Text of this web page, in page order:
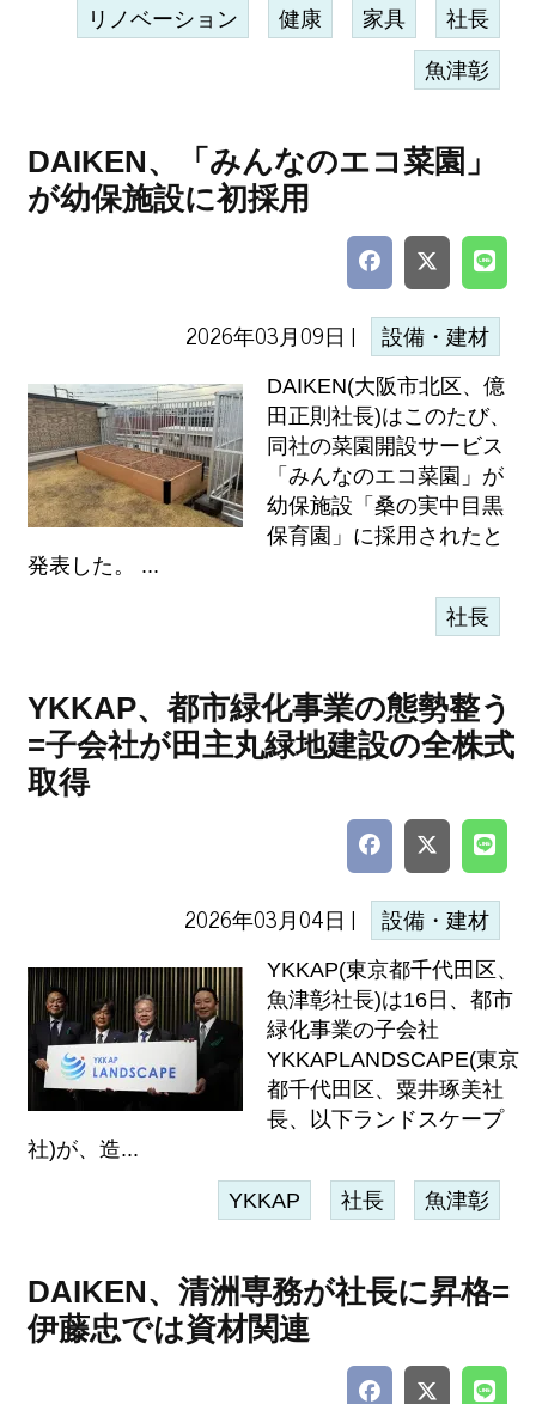
リノベーション 健康 家具 社長
魚津彰
DAIKEN、「みんなのエコ菜園」
が幼保施設に初採用
2026年03月09日 | 設備・建材
DAIKEN(大阪市北区、億
田正則社長)はこのたび、
同社の菜園開設サービス
「みんなのエコ菜園」が
幼保施設「桑の実中目黒
保育園」に採用されたと
発表した。 ...
社長
YKKAP、都市緑化事業の態勢整う
=子会社が田主丸緑地建設の全株式
取得
2026年03月04日 | 設備・建材
YKKAP(東京都千代田区、
魚津彰社長)は16日、都市
緑化事業の子会社
YKKAPLANDSCAPE(東京
都千代田区、粟井琢美社
長、以下ランドスケープ
社)が、造...
YKKAP 社長 魚津彰
DAIKEN、清洲専務が社長に昇格=
伊藤忠では資材関連